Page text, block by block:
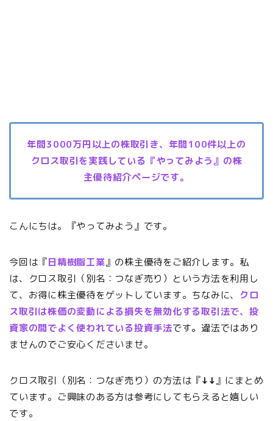
年間3000万円以上の株取引き、年間100件以上の
クロス取引を実践している『やってみよう』の株
主優待紹介ページです。
こんにちは。『やってみよう』です。
今回は『日精樹脂工業』の株主優待をご紹介します。私
は、クロス取引（別名：つなぎ売り）という方法を利用し
て、お得に株主優待をゲットしています。ちなみに、 クロ
ス取引は株価の変動による損失を無効化する取引法で、投
資家の間でよく使われている投資手法です。違法ではあり
ませんのでご安心くださいませ。
クロス取引（別名：つなぎ売り）の方法は『↓↓』にまとめ
ています。ご興味のある方は参考にしてもらえると嬉しい
です。